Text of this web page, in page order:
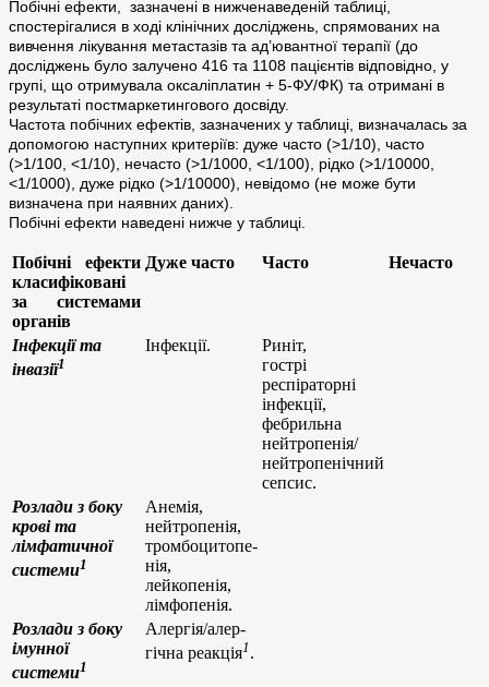
Побічні ефекти, зазначені в нижченаведеній таблиці,
спостерігалися в ході клінічних досліджень, спрямованих на
вивчення лікування метастазів та ад’ювантної терапії (до
досліджень було залучено 416 та 1108 пацієнтів відповідно, у
групі, що отримувала оксаліплатин + 5-ФУ/ФК) та отримані в
результаті постмаркетингового досвіду.
Частота побічних ефектів, зазначених у таблиці, визначалась за
допомогою наступних критеріїв: дуже часто (>1/10), часто
(>1/100, <1/10), нечасто (>1/1000, <1/100), рідко (>1/10000,
<1/1000), дуже рідко (>1/10000), невідомо (не може бути
визначена при наявних даних).
Побічні ефекти наведені нижче у таблиці.
Побічні ефекти
класифіковані
за системами
органів
Дуже часто Часто Нечасто
Інфекції та
інвазії1
Інфекції.
Риніт,
гострі
респіраторні
інфекції,
фебрильна
нейтропенія/
нейтропенічний
сепсис.
Розлади з боку
крові та
лімфатичної
системи1
Анемія,
нейтропенія,
тромбоцитопе-
нія,
лейкопенія,
лімфопенія.
Розлади з боку
імунної
системи1
Алергія/алер-
гічна реакція1 .